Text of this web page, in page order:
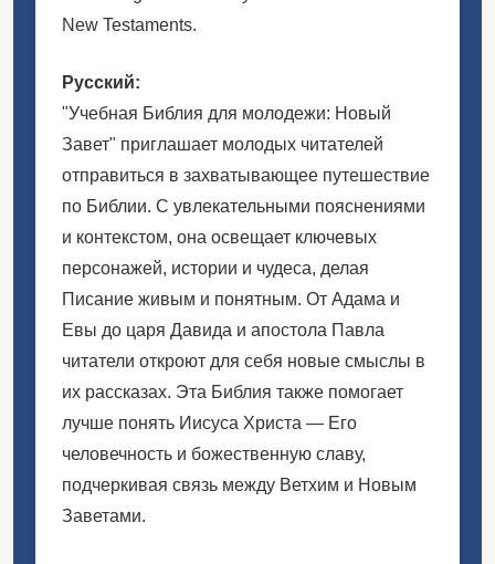
New Testaments.
Русский:
"Учебная Библия для молодежи: Новый
Завет" приглашает молодых читателей
отправиться в захватывающее путешествие
по Библии. С увлекательными пояснениями
и контекстом, она освещает ключевых
персонажей, истории и чудеса, делая
Писание живым и понятным. От Адама и
Евы до царя Давида и апостола Павла
читатели откроют для себя новые смыслы в
их рассказах. Эта Библия также помогает
лучше понять Иисуса Христа — Его
человечность и божественную славу,
подчеркивая связь между Ветхим и Новым
Заветами.